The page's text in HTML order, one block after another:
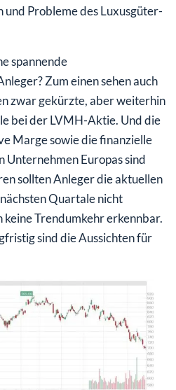
und Probleme des Luxusgüter-
spannende
Zum einen sehen auch
zwar gekürzte, aber weiterhin
bei der LVMH-Aktie. Und die
Marge sowie die finanzielle
Unternehmen Europas sind
sollten Anleger die aktuellen
Quartale nicht
keine Trendumkehr erkennbar.
sind die Aussichten für